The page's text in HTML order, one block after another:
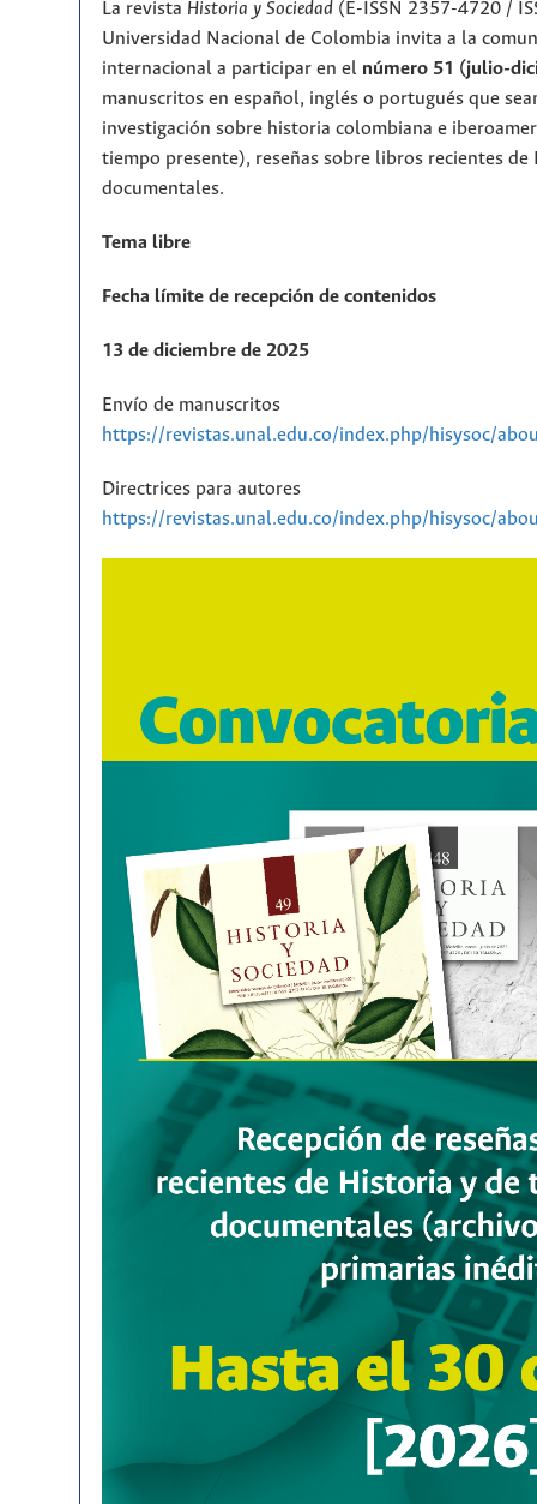
La revista Historia y Sociedad(E-ISSN 2357-4720 /
Universidad Nacional de Colombia invita a la
internacional a participar en el número 51 (julio-
manuscritos en español, inglés o portugués que
investigación sobre historia colombiana e
tiempo presente), reseñas sobre libros recientes
documentales.
Tema libre
Fecha límite de recepción de contenidos
13 de diciembre de 2025
Envío de manuscritos
https://revistas.unal.edu.co/index.php/hisysoc/
Directrices para autores
https://revistas.unal.edu.co/index.php/hisysoc/